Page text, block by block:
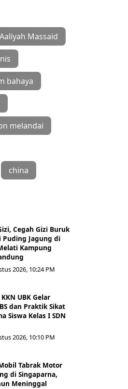
Aaliyah Massaid
bahaya
melandai
china
Cegah Gizi Buruk
Puding Jagung di
Kampung
2026, 10:24 PM
UBK Gelar
dan Praktik Sikat
Siswa Kelas I SDN
2026, 10:10 PM
Tabrak Motor
di Singaparna,
Meninggal